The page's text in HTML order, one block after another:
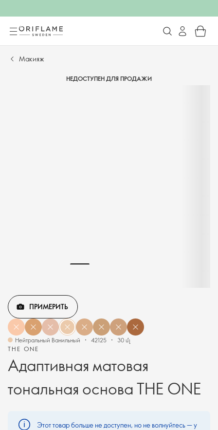
Макияж
НЕДОСТУПЕН ДЛЯ ПРОДАЖИ
THE ONE
Адаптивная матовая
тональная основа THE ONE
ПРИМЕРИТЬ
Нейтральный Ванильный 42125 30 մլ
Этот товар больше не доступен, но не волнуйтесь — у